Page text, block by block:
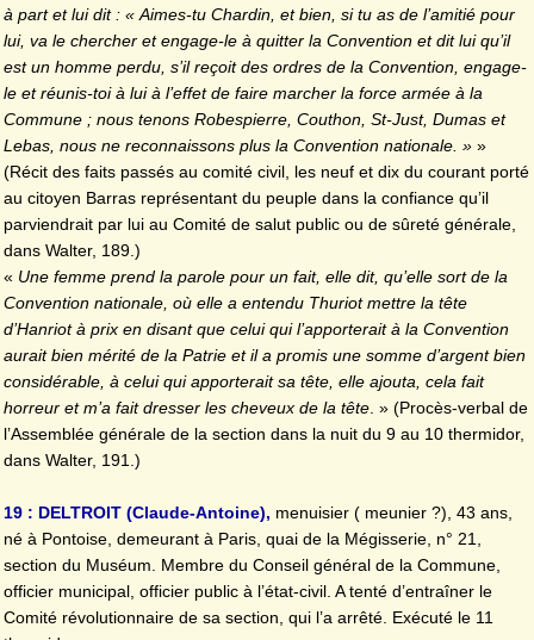
à part et lui dit : « Aimes-tu Chardin, et bien, si tu as de l’amitié pour
lui, va le chercher et engage-le à quitter la Convention et dit lui qu’il
est un homme perdu, s’il reçoit des ordres de la Convention, engage-
le et réunis-toi à lui à l’effet de faire marcher la force armée à la
Commune ; nous tenons Robespierre, Couthon, St-Just, Dumas et
Lebas, nous ne reconnaissons plus la Convention nationale. » »
(Récit des faits passés au comité civil, les neuf et dix du courant porté
au citoyen Barras représentant du peuple dans la confiance qu’il
parviendrait par lui au Comité de salut public ou de sûreté générale,
dans Walter, 189.)
« Une femme prend la parole pour un fait, elle dit, qu’elle sort de la
Convention nationale, où elle a entendu Thuriot mettre la tête
d’Hanriot à prix en disant que celui qui l’apporterait à la Convention
aurait bien mérité de la Patrie et il a promis une somme d’argent bien
considérable, à celui qui apporterait sa tête, elle ajouta, cela fait
horreur et m’a fait dresser les cheveux de la tête. » (Procès-verbal de
l’Assemblée générale de la section dans la nuit du 9 au 10 thermidor,
dans Walter, 191.)
19 : DELTROIT (Claude-Antoine), menuisier ( meunier ?), 43 ans,
né à Pontoise, demeurant à Paris, quai de la Mégisserie, n° 21,
section du Muséum. Membre du Conseil général de la Commune,
officier municipal, officier public à l’état-civil. A tenté d’entraîner le
Comité révolutionnaire de sa section, qui l’a arrêté. Exécuté le 11